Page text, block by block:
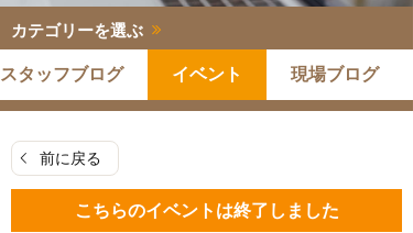
カテゴリーを選ぶ
スタッフブログ イベント 現場ブログ
前に戻る
こちらのイベントは終了しました